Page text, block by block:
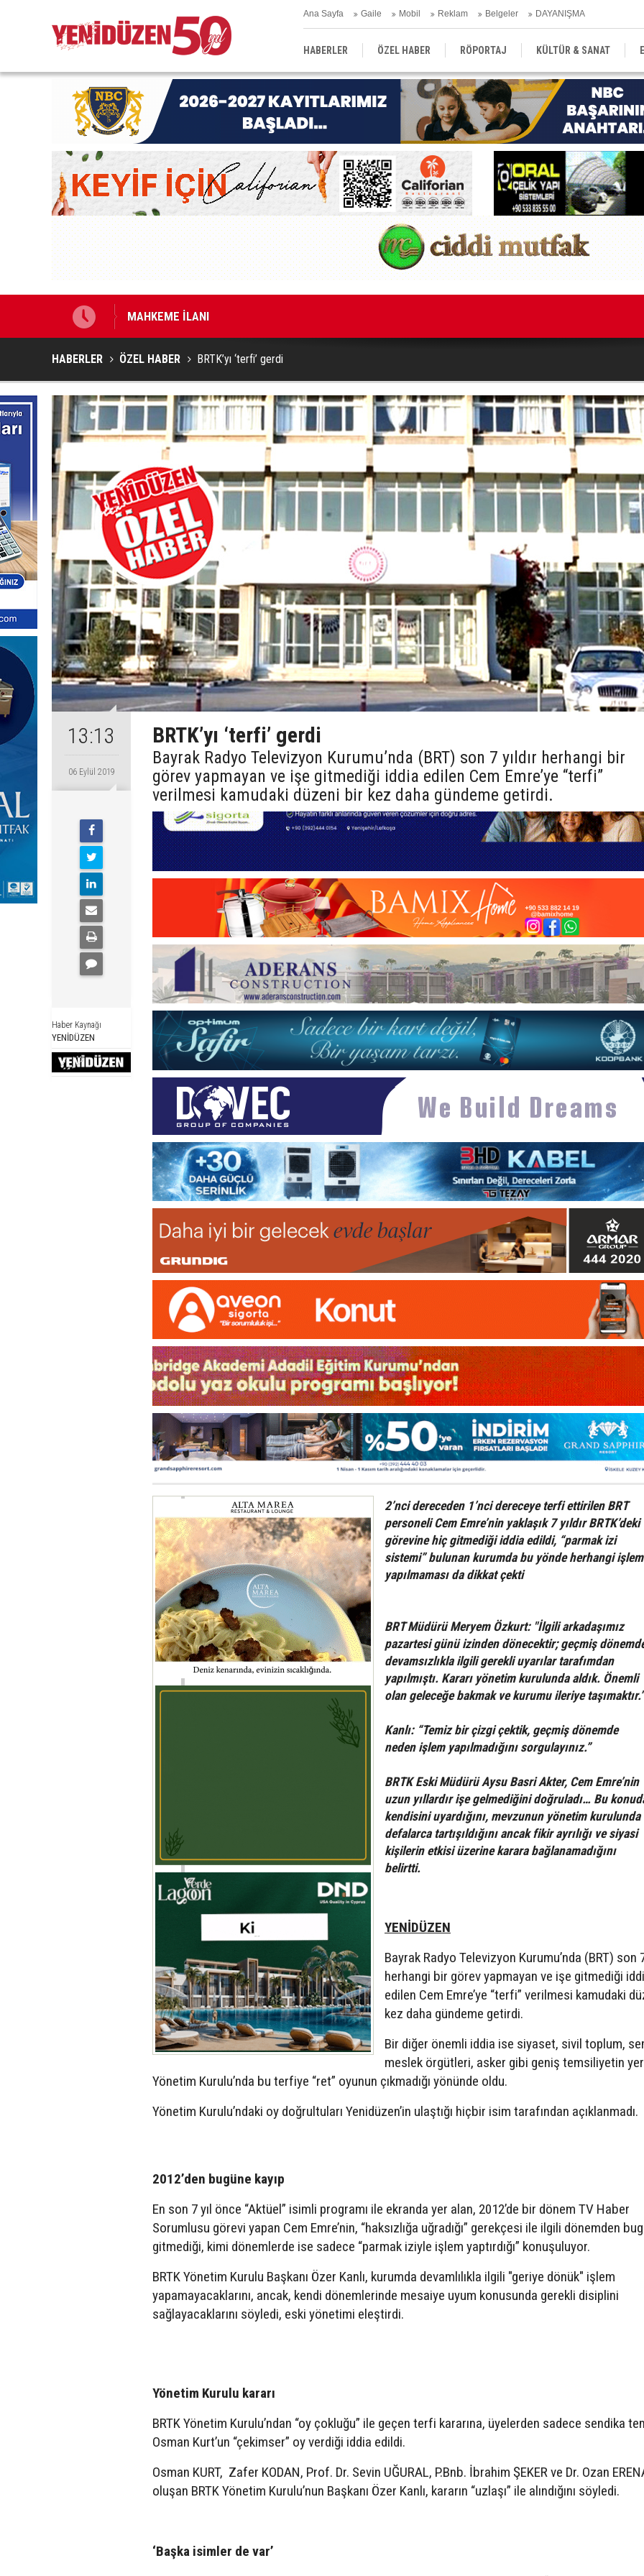
Ana Sayfa Gaile Mobil Reklam Belgeler DAYANIŞMA
HABERLER ÖZEL HABER RÖPORTAJ KÜLTÜR & SANAT
EĞİTİM YEREL YÖNETİM DERGİLER SEKTÖR
Genç Hekimler Derneği, Türkiye ve Avrupa’da temsilcilik açtı
HABERLER ÖZEL HABER BRTK’yı ‘terfi’ gerdi
13:13
06 Eylül 2019
Haber Kaynağı
YENİDÜZEN
BRTK’yı ‘terfi’ gerdi
Bayrak Radyo Televizyon Kurumu’nda (BRT) son 7 yıldır herhangi bir
görev yapmayan ve işe gitmediği iddia edilen Cem Emre’ye “terfi”
verilmesi kamudaki düzeni bir kez daha gündeme getirdi.
2’nci dereceden 1’nci dereceye terfi ettirilen BRT
personeli Cem Emre’nin yaklaşık 7 yıldır BRTK’deki
görevine hiç gitmediği iddia edildi, “parmak izi
sistemi” bulunan kurumda bu yönde herhangi işlem
yapılmaması da dikkat çekti
BRT Müdürü Meryem Özkurt: "İlgili arkadaşımız
pazartesi günü izinden dönecektir; geçmiş
devamsızlıkla ilgili gerekli uyarılar tarafımdan
yapılmıştı. Kararı yönetim kurulunda aldık. Önemli
olan geleceğe bakmak ve kurumu ileriye taşımaktır.”
Kanlı: “Temiz bir çizgi çektik, geçmiş dönemde
neden işlem yapılmadığını sorgulayınız.”
BRTK Eski Müdürü Aysu Basri Akter, Cem Emre’nin
uzun yıllardır işe gelmediğini doğruladı… Bu
kendisini uyardığını, mevzunun yönetim kurulunda
defalarca tartışıldığını ancak fikir ayrılığı ve siyasi
kişilerin etkisi üzerine karara bağlanamadığını
belirtti.
YENİDÜZEN
Bayrak Radyo Televizyon Kurumu’nda (BRT) son 7
herhangi bir görev yapmayan ve işe gitmediği
edilen Cem Emre’ye “terfi” verilmesi kamudaki
kez daha gündeme getirdi.
Bir diğer önemli iddia ise siyaset, sivil toplum,
meslek örgütleri, asker gibi geniş temsiliyetin yer
Yönetim Kurulu’nda bu terfiye “ret” oyunun çıkmadığı yönünde oldu.
Yönetim Kurulu’ndaki oy doğrultuları Yenidüzen’in ulaştığı hiçbir isim tarafından açıklanmadı.
2012’den bugüne kayıp
En son 7 yıl önce “Aktüel” isimli programı ile ekranda yer alan, 2012’de bir dönem TV Haber
Sorumlusu görevi yapan Cem Emre’nin, “haksızlığa uğradığı” gerekçesi ile ilgili dönemden
gitmediği, kimi dönemlerde ise sadece “parmak iziyle işlem yaptırdığı” konuşuluyor.
BRTK Yönetim Kurulu Başkanı Özer Kanlı, kurumda devamlılıkla ilgili "geriye dönük" işlem
yapamayacaklarını, ancak, kendi dönemlerinde mesaiye uyum konusunda gerekli disiplini
sağlayacaklarını söyledi, eski yönetimi eleştirdi.
Yönetim Kurulu kararı
BRTK Yönetim Kurulu’ndan “oy çokluğu” ile geçen terfi kararına, üyelerden sadece sendika
Osman Kurt’un “çekimser” oy verdiği iddia edildi.
Osman KURT, Zafer KODAN, Prof. Dr. Sevin UĞURAL, P.Bnb. İbrahim ŞEKER ve Dr. Ozan
oluşan BRTK Yönetim Kurulu’nun Başkanı Özer Kanlı, kararın “uzlaşı” ile alındığını söyledi.
‘Başka isimler de var’